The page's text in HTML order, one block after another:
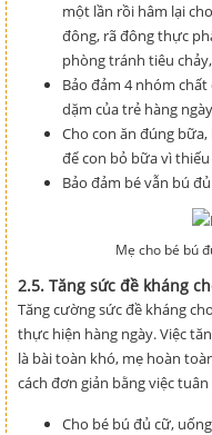
một lần rồi hâm lại
đông, rã đông thực
phòng tránh tiêu
Bảo đảm 4 nhóm
dặm của trẻ hàng
Cho con ăn đúng
để con bỏ bữa vì
Bảo đảm bé vẫn bú
Mẹ cho bé bú
2.5. Tăng sức đề kháng
Tăng cường sức đề kháng
thực hiện hàng ngày. Việc
là bài toàn khó, mẹ hoàn
cách đơn giản bằng việc
Cho bé bú đủ cữ,